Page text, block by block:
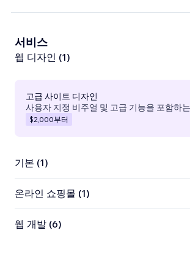
서비스
웹 디자인 (1)
고급 사이트 디자인
사용자 지정 비주얼 및 고급 기능을 포함하
$2,000부터
기본 (1)
온라인 쇼핑몰 (1)
웹 개발 (6)